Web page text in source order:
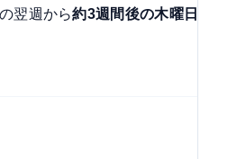
翌週から約3週間後の木曜日